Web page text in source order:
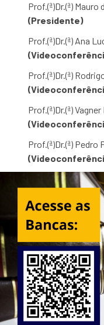
Prof.(ª)Dr.(ª)
(Presidente)
Prof.(ª)Dr.(ª) Ana
Prof.(ª)Dr.(ª)
Prof.(ª)Dr.(ª)
Prof.(ª)Dr.(ª) Pedro